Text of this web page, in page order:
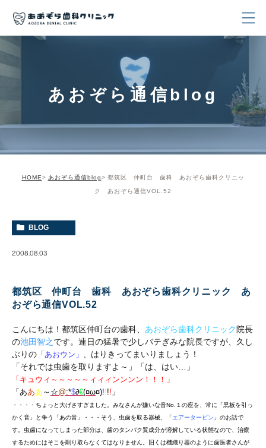
あおぞら通信blog
HOME あおぞら通信blog 都筑区 仲町台 歯科 あおぞら歯科クリニッ
ク あおぞら通信VOL.52
BLOG
2008.08.03
都筑区 仲町台 歯科 あおぞら歯科クリニック あ
おぞら通信VOL.52
こんにちは！都筑区仲町台の歯科、 あおぞら歯科クリニック 院長
の池田智之です。連日の猛暑で少しバテぎみな院長ですが、久し
ぶりの 「あおウン」 、 はりきってまいりましょう！
「それでは虫歯を取りますよ～」「は、はい…」
「キュウィ～～～～～ィィィンンンン！！！」
「あああ ～ ☆@:*$∂€(¤ω¤)!!!! 」
・・・・ちょっと大げさすぎました。みなさんが嫌いな音No.１の座を、常に「黒板を引っ
かく音」と争う「あの音」・・・そう、虫歯を取る器械、「エアータービン 」のお話で
す。虫歯になってしまった部分は、歯のタンパク質成分が溶解している状態なので、治療
するためにはそこを削り取らなくてはなりません。旧くは機織り器のように歯医者さんが